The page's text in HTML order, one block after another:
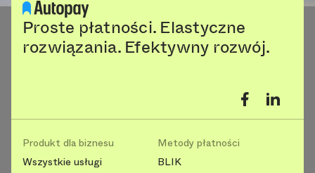
Proste płatności. Elastyczne
rozwiązania. Efektywny rozwój.
Produkt dla biznesu
Wszystkie usługi
Metody płatności
BLIK